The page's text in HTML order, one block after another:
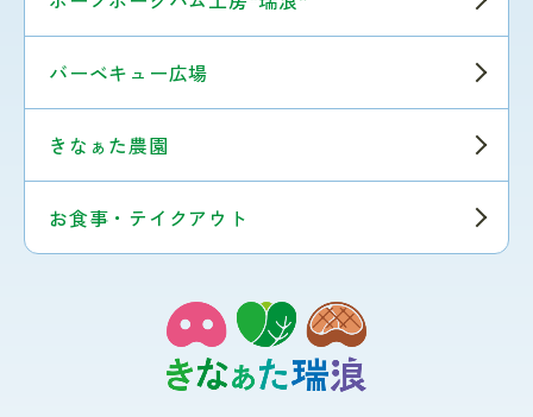
バーベキュー広場
きなぁた農園
お食事・テイクアウト